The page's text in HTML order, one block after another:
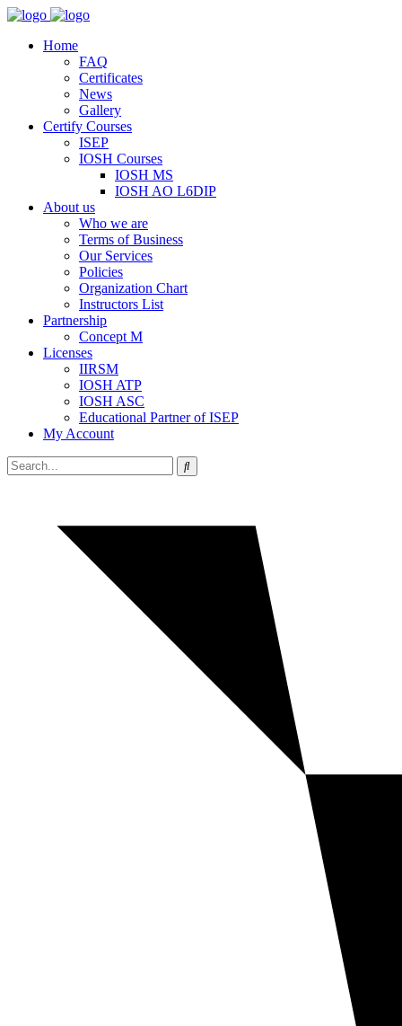
Home
FAQ
Certificates
News
Gallery
Certify Courses
ISEP
IOSH Courses
IOSH MS
IOSH AO L6DIP
About us
Who we are
Terms of Business
Our Services
Policies
Organization Chart
Instructors List
Partnership
Concept M
Licenses
IIRSM
IOSH ATP
IOSH ASC
Educational Partner of ISEP
My Account